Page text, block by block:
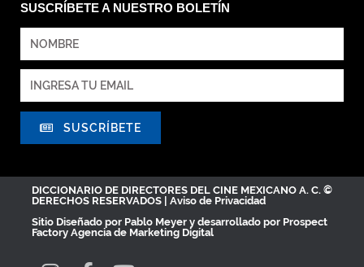
SUSCRÍBETE A NUESTRO BOLETÍN
SUSCRÍBETE
DICCIONARIO DE DIRECTORES DEL CINE MEXICANO A. C. ©
DERECHOS RESERVADOS | Aviso de Privacidad
Sitio Diseñado por Pablo Meyer y desarrollado por Prospect
Factory Agencia de Marketing Digital